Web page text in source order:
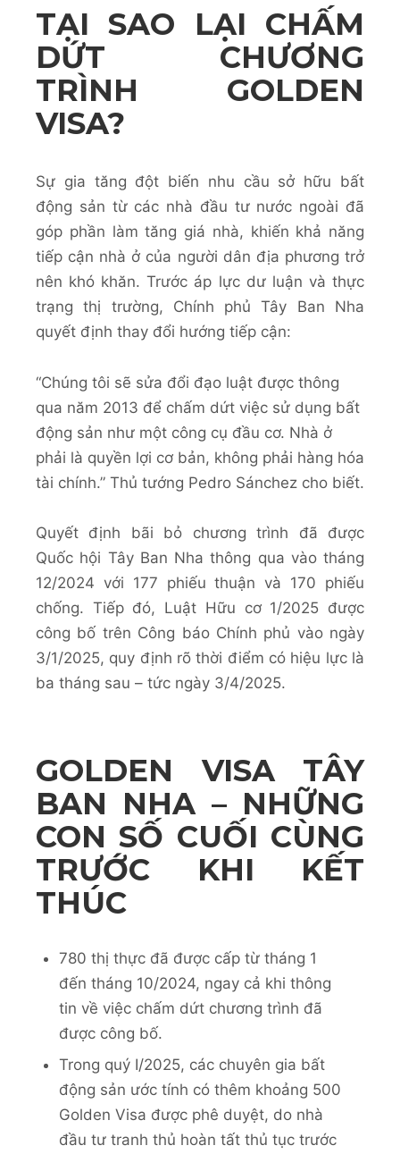
TẠI SAO LẠI CHẤM
DỨT CHƯƠNG
TRÌNH GOLDEN
VISA?
Sự gia tăng đột biến nhu cầu sở hữu bất
động sản từ các nhà đầu tư nước ngoài đã
góp phần làm tăng giá nhà, khiến khả năng
tiếp cận nhà ở của người dân địa phương trở
nên khó khăn. Trước áp lực dư luận và thực
trạng thị trường, Chính phủ Tây Ban Nha
quyết định thay đổi hướng tiếp cận:
“Chúng tôi sẽ sửa đổi đạo luật được thông
qua năm 2013 để chấm dứt việc sử dụng bất
động sản như một công cụ đầu cơ. Nhà ở
phải là quyền lợi cơ bản, không phải hàng hóa
tài chính.” Thủ tướng Pedro Sánchez cho biết.
Quyết định bãi bỏ chương trình đã được
Quốc hội Tây Ban Nha thông qua vào tháng
12/2024 với 177 phiếu thuận và 170 phiếu
chống. Tiếp đó, Luật Hữu cơ 1/2025 được
công bố trên Công báo Chính phủ vào ngày
3/1/2025, quy định rõ thời điểm có hiệu lực là
ba tháng sau – tức ngày 3/4/2025.
GOLDEN VISA TÂY
BAN NHA – NHỮNG
CON SỐ CUỐI CÙNG
TRƯỚC KHI KẾT
THÚC
780 thị thực đã được cấp từ tháng 1
đến tháng 10/2024, ngay cả khi thông
tin về việc chấm dứt chương trình đã
được công bố.
Trong quý I/2025, các chuyên gia bất
động sản ước tính có thêm khoảng 500
Golden Visa được phê duyệt, do nhà
đầu tư tranh thủ hoàn tất thủ tục trước